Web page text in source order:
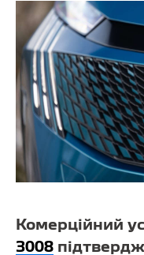
Комерційний
3008